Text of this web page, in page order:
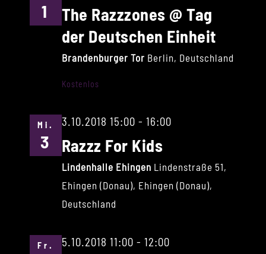
1
The Razzzones @ Tag
der Deutschen Einheit
Brandenburger Tor Berlin, Deutschland
Kostenlos
Mi.
3
3.10.2018 15:00 - 16:00
Razzz For Kids
Lindenhalle Ehingen
Lindenstraße 51,
Ehingen (Donau), Ehingen (Donau),
Deutschland
Fr. 5.10.2018 11:00 - 12:00